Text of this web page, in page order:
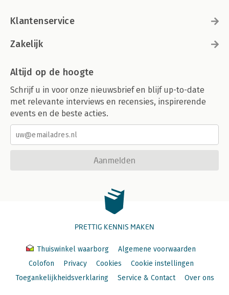
Klantenservice
Zakelijk
Altijd op de hoogte
Schrijf u in voor onze nieuwsbrief en blijf up-to-date
met relevante interviews en recensies, inspirerende
events en de beste acties.
Aanmelden
PRETTIG KENNIS MAKEN
Thuiswinkel waarborg
Algemene voorwaarden
Colofon
Privacy Cookies
Cookie instellingen
Toegankelijkheidsverklaring
Service & Contact Over ons